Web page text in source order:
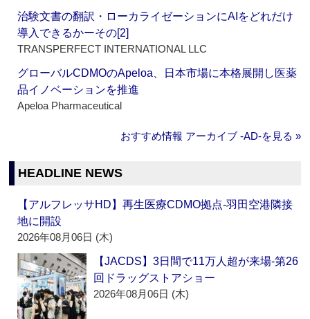
治験文書の翻訳・ローカライゼーションにAIをどれだけ
導入できるかーその[2]
TRANSPERFECT INTERNATIONAL LLC
グローバルCDMOのApeloa、日本市場に本格展開し医薬
品イノベーションを推進
Apeloa Pharmaceutical
おすすめ情報 アーカイブ ‐AD‐を見る »
HEADLINE NEWS
【アルフレッサHD】再生医療CDMO拠点‐羽田空港隣接
地に開設
2026年08月06日 (木)
【JACDS】3日間で11万人超が来場‐第26
回ドラッグストアショー
2026年08月06日 (木)